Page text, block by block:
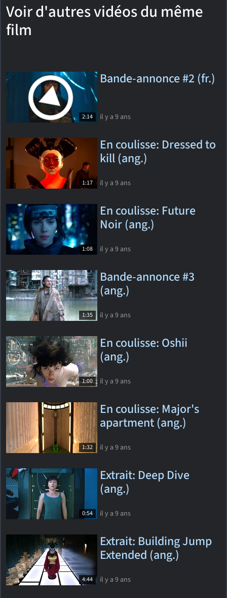
Voir d'autres vidéos du même
film
2:14
Bande-annonce #2 (fr.)
il y a 9 ans
1:17
En coulisse: Dressed to
kill (ang.)
il y a 9 ans
1:08
En coulisse: Future
Noir (ang.)
il y a 9 ans
1:35
Bande-annonce #3
(ang.)
il y a 9 ans
1:00
En coulisse: Oshii
(ang.)
il y a 9 ans
1:32
En coulisse: Major's
apartment (ang.)
il y a 9 ans
0:54
Extrait: Deep Dive
(ang.)
il y a 9 ans
4:44
Extrait: Building Jump
Extended (ang.)
il y a 9 ans